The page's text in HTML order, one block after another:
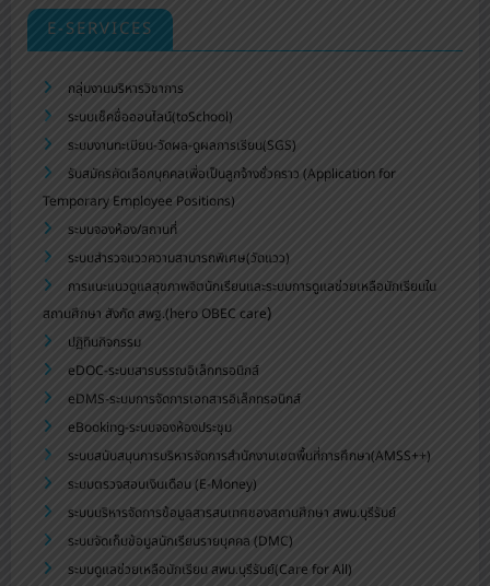
E-SERVICES
กลุ่มงานบริหารวิชาการ
ระบบเช็คชื่อออนไลน์(toSchool)
ระบบงานทะเบียน-วัดผล-ดูผลการเรียน(SGS)
รับสมัครคัดเลือกบุคคลเพื่อเป็นลูกจ้างชั่วคราว (Application for
Temporary Employee Positions)
ระบบจองห้อง/สถานที่
ระบบสำรวจแววความสามารถพิเศษ(วัดแวว)
การแนะแนวดูแลสุขภาพจิตนักเรียนและระบบการดูแลช่วยเหลือนักเรียนใน
สถานศึกษา สังกัด สพฐ.(hero OBEC care)
ปฏิทินกิจกรรม
eDOC-ระบบสารบรรณอิเล็กทรอนิกส์
eDMS-ระบบการจัดการเอกสารอิเล็กทรอนิกส์
eBooking-ระบบจองห้องประชุม
ระบบสนับสนุนการบริหารจัดการสำนักงานเขตพื้นที่การศึกษา(AMSS++)
ระบบตรวจสอบเงินเดือน (E-Money)
ระบบบริหารจัดการข้อมูลสารสนเทศของสถานศึกษา สพม.บุรีรัมย์
ระบบจัดเก็บข้อมูลนักเรียนรายบุคคล (DMC)
ระบบดูแลช่วยเหลือนักเรียน สพม.บุรีรัมย์(Care for All)